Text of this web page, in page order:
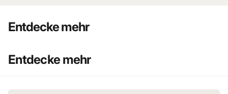
Entdecke mehr
Entdecke mehr